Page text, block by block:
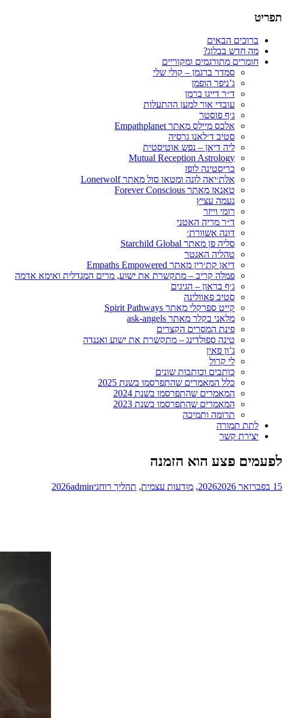
הבלוג של סמדר ברגמן
תפריט
דילוג
לתוכן
ברוכים הבאים
מה חדש בבלוג?
חומרים מתורגמים ומקוריים
סמדר ברגמן – קולי שלי
ג’ניפר הופמן
ד״ר דייגו ברמן
עובדי אור למען ההתעלות
ג׳ף פוסטר
אלכס מיילס מאתר Empathplanet
סטיב ד׳לאנו גרסיה
ליה דיאן – נפש אוטיסטית
Mutual Reception Astrology
כריסטינה לופז
אלת׳יאה לונה ומטאו סול מאתר Lonerwolf
טאנאז מאתר Forever Conscious
נעמה עציץ
רומי וייזר
ד״ר מריה האטני
דונה אשוורת׳
סליה פן מאתר Starchild Global
טהליה האנטר
דיאן קת׳רין מאתר Empaths Empowered
פמלה קריב – מתקשרת את ישוע, מרים המגדלית ואימא אדמה
ג׳ף בראון – הגיגים
סטיב פאוולינה
קייט ספרקלי מאתר Spirit Pathways
מלאני בקלר מאתר ask-angels
פינת המסרים הקצרים
טינה ספולדינג – מתקשרת את ישוע ואננדה
ג’ון פאין
לי קרול
כותבים וכותבות שונים
כלל המאמרים שהתפרסמו בשנת 2025
המאמרים שהתפרסמו בשנת 2024
המאמרים שהתפרסמו בשנת 2023
תרומה ותמיכה
לתת תמורה
יצירת קשר
לפעמים פצע הוא הזמנה
15 בפברואר 2026 2026
, מודעות עצמית, תהליך רוחני 2026admin